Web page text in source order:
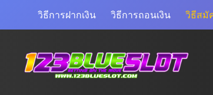
วิธีการฝากเงิน วิธีการถอนเงิน วิธีสมั